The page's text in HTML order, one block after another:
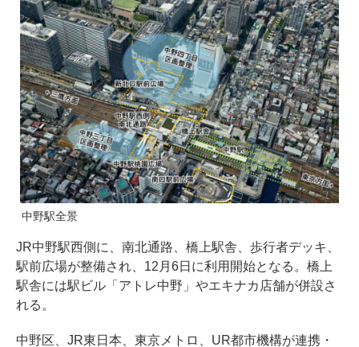
中野駅全景
JR中野駅西側に、南北通路、橋上駅舎、歩行者デッキ、
駅前広場が整備され、12月6日に利用開始となる。橋上
駅舎には駅ビル「アトレ中野」やエキナカ店舗が併設さ
れる。
中野区、JR東日本、東京メトロ、UR都市機構が連携・